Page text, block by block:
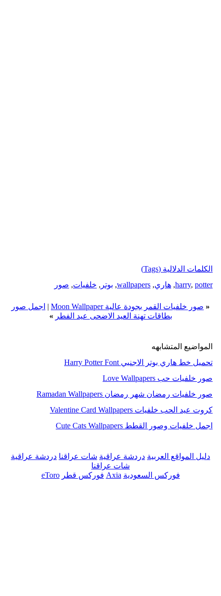
الكلمات الدلالية (Tags)
harry, potter
, هاري,
wallpapers
, بوتر , خلفيات, صور
« صور خلفيات القمر بجودة عالية Moon Wallpaper | اجمل صور
بطاقات تهنة العيد الاضحى عيد الفطر »
المواضيع المتشابهه
تحميل خط هاري بوتر الاجنبي Harry Potter Font
صور خلفيات حب Love Wallpapers
صور خلفيات رمضان شهر رمضان Ramadan Wallpapers
كروت عيد الحب خلفيات Valentine Card Wallpapers
اجمل خلفيات وصور القطط Cute Cats Wallpapers
دليل المواقع العربية دردشة عراقية شات عراقنا دردشة عراقية
شات عراقنا
فوركس السعودية Axia فوركس قطر eToro